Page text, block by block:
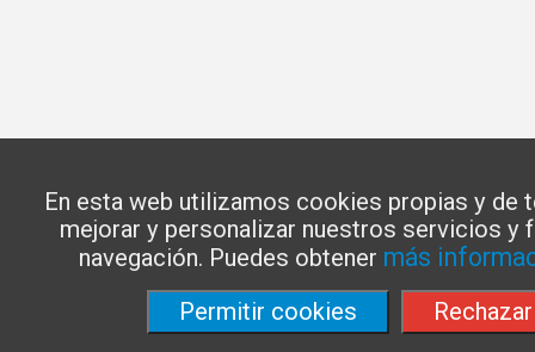
En esta web utilizamos cookies propias y de
mejorar y personalizar nuestros servicios y
navegación. Puedes obtener más
Permitir cookies Rechazar